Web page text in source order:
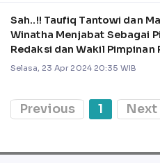
Sah..!! Taufiq Tantowi dan
Winatha Menjabat Sebagai
Redaksi dan Wakil Pimpinan
Selasa, 23 Apr 2024 20:35 WIB
Previous 1 Next